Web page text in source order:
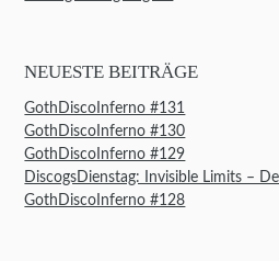
NEUESTE BEITRÄGE
GothDiscoInferno #131
GothDiscoInferno #130
GothDiscoInferno #129
DiscogsDienstag: Invisible Limits –
GothDiscoInferno #128